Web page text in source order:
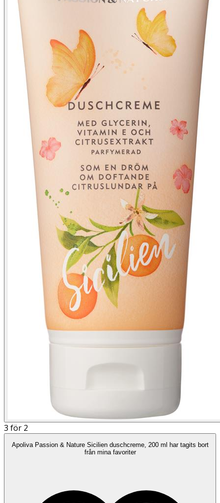
3 för 2
Apoliva Passion & Nature Sicilien duschcreme, 200 ml har tagits bort
från mina favoriter